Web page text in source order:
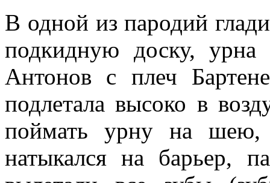
В одной из пародий
подкидную доску, урна
Антонов с плеч
подлетала высоко в
поймать урну на шею,
натыкался на барьер,